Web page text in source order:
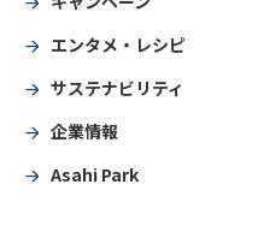
エンタメ・レシピ
サステナビリティ
企業情報
Asahi Park